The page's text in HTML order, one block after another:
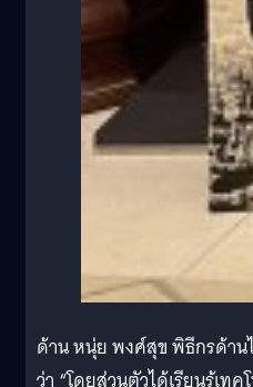
ด้าน หนุ่ย พงศ์สุข พิธีกรด้า